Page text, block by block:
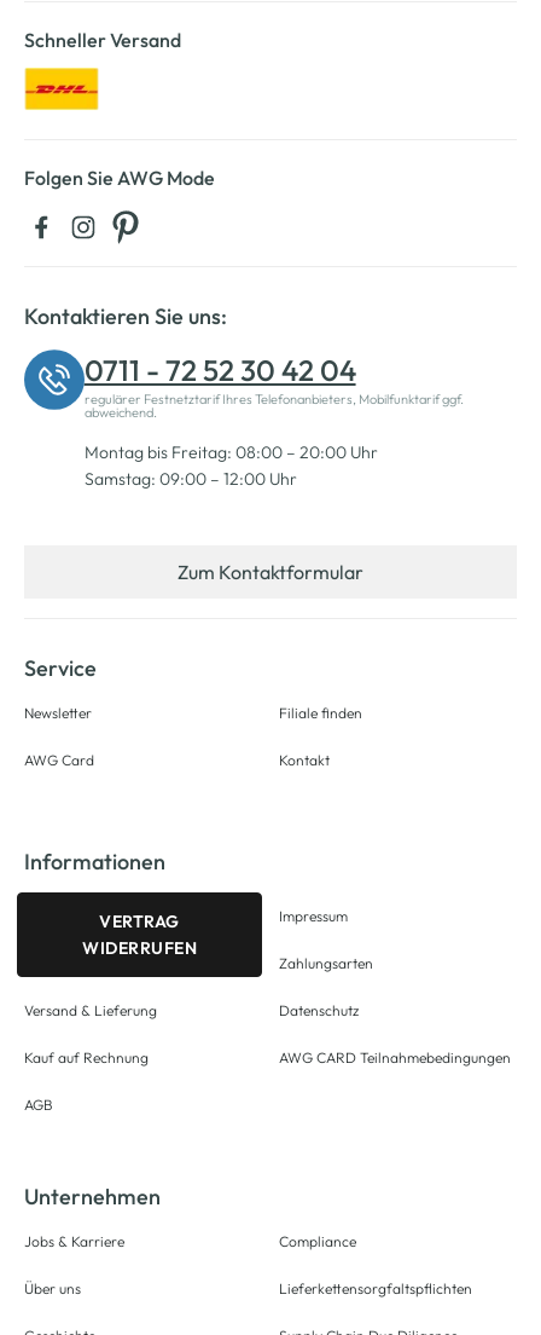
Schneller Versand
Folgen Sie AWG Mode
Kontaktieren Sie uns:
0711 - 72 52 30 42 04
regulärer Festnetztarif Ihres Telefonanbieters, Mobilfunktarif ggf.
abweichend.
Montag bis Freitag: 08:00 – 20:00 Uhr
Samstag: 09:00 – 12:00 Uhr
Zum Kontaktformular
Service
Newsletter
AWG Card
Filiale finden
Kontakt
Informationen
VERTRAG
WIDERRUFEN
Versand & Lieferung
Kauf auf Rechnung
AGB
Impressum
Zahlungsarten
Datenschutz
AWG CARD Teilnahmebedingungen
Unternehmen
Jobs & Karriere
Über uns
Compliance
Lieferkettensorgfaltspflichten